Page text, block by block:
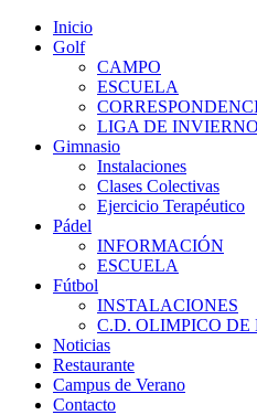
Inicio
Golf
CAMPO
ESCUELA
LIGA DE INVIERNO
Gimnasio
Instalaciones
Clases Colectivas
Ejercicio Terapéutico
Pádel
INFORMACIÓN
ESCUELA
Fútbol
INSTALACIONES
C.D. OLIMPICO DE
Noticias
Restaurante
Campus de Verano
Contacto